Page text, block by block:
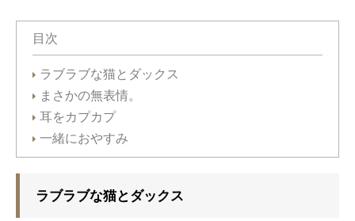
目次
ラブラブな猫とダックス
まさかの無表情。
耳をカプカプ
一緒におやすみ
ラブラブな猫とダックス